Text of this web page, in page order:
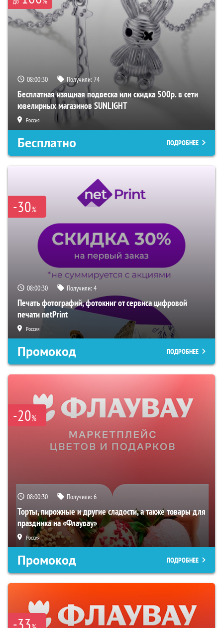
08:00:29 Получили:74
Бесплатная изящная подвеска или скидка 500р. в сети
ювелирных магазинов SUNLIGHT
Россия
Бесплатно ПОДРОБНЕЕ
-30%
08:00:29 Получили:4
Печать фотографий, фотокниг от сервиса цифровой
печати netPrint
Россия
Промокод ПОДРОБНЕЕ
-20%
08:00:29 Получили:6
Торты, пирожные и другие сладости, а также товары для
праздника на «Флаувау»
Россия
Промокод ПОДРОБНЕЕ
-33